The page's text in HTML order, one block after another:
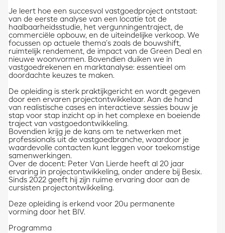
Je leert hoe een succesvol vastgoedproject ontstaat:
van de eerste analyse van een locatie tot de
haalbaarheidsstudie, het vergunningentraject, de
commerciële opbouw, en de uiteindelijke verkoop. We
focussen op actuele thema’s zoals de bouwshift,
ruimtelijk rendement, de impact van de Green Deal en
nieuwe woonvormen. Bovendien duiken we in
vastgoedrekenen en marktanalyse: essentieel om
doordachte keuzes te maken.
De opleiding is sterk praktijkgericht en wordt gegeven
door een ervaren projectontwikkelaar. Aan de hand
van realistische cases en interactieve sessies bouw je
stap voor stap inzicht op in het complexe en boeiende
traject van vastgoedontwikkeling.
Bovendien krijg je de kans om te netwerken met
professionals uit de vastgoedbranche, waardoor je
waardevolle contacten kunt leggen voor toekomstige
samenwerkingen.
Over de docent: Peter Van Lierde heeft al 20 jaar
ervaring in projectontwikkeling, onder andere bij Besix.
Sinds 2022 geeft hij zijn ruime ervaring door aan de
cursisten projectontwikkeling.
Deze opleiding is erkend voor 20u permanente
vorming door het BIV.
Programma